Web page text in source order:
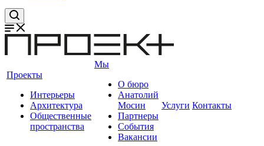
Проекты
Интерьеры
Архитектура
Общественные
пространства
Мы
О бюро
Анатолий
Мосин
Партнеры
События
Вакансии
Услуги Контакты